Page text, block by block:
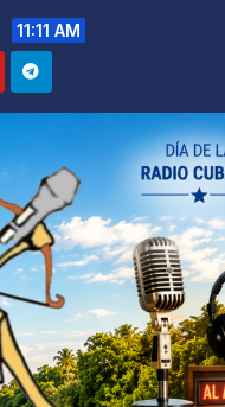
11:11 AM